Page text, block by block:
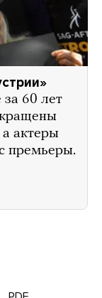
за 60 лет
а актеры
премьеры.